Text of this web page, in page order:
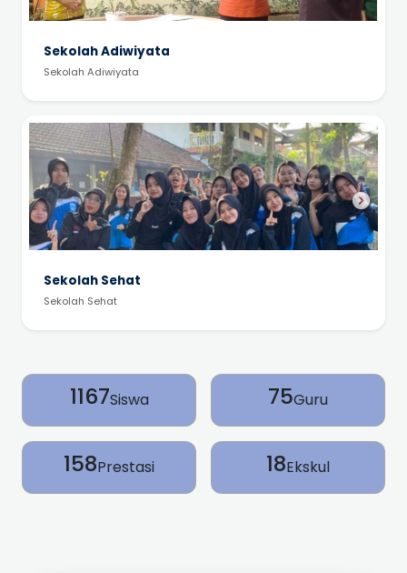
Sekolah Adiwiyata
Sekolah Adiwiyata
Sekolah Sehat
Sekolah Sehat
1167Siswa 75Guru
158Prestasi 18Ekskul